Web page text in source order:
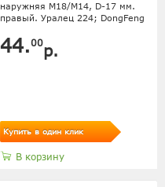
наружняя М18/М14, D-17 мм.
правый. Уралец 224; DongFeng
44.00р.
Купить в один клик
В корзину